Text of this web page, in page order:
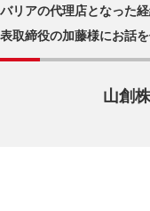
バリアの代理店となった
表取締役の加藤様にお話を
山創